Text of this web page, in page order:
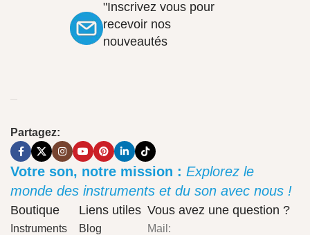
"Inscrivez vous pour
recevoir nos
nouveautés
Partagez:
Votre son, notre mission : Explorez le
monde des instruments et du son avec nous !
Boutique
Instruments
Liens utiles
Blog
Vous avez une question ?
Mail: